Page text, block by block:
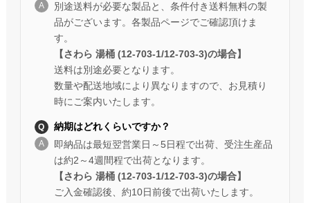
別途送料が必要な製品と、条件付き送料無料の製
品がございます。各製品ページでご確認頂けま
す。
【さわら 湯桶 (12-703-1/12-703-3)の場合】
送料は別途必要となります。
数量や配送地域により異なりますので、お見積り
時にご案内いたします。
納期はどれくらいですか？
即納品は最短翌営業日～5日程で出荷、受注生産品
は約2～4週間程で出荷となります。
【さわら 湯桶 (12-703-1/12-703-3)の場合】
ご入金確認後、約10日前後で出荷いたします。